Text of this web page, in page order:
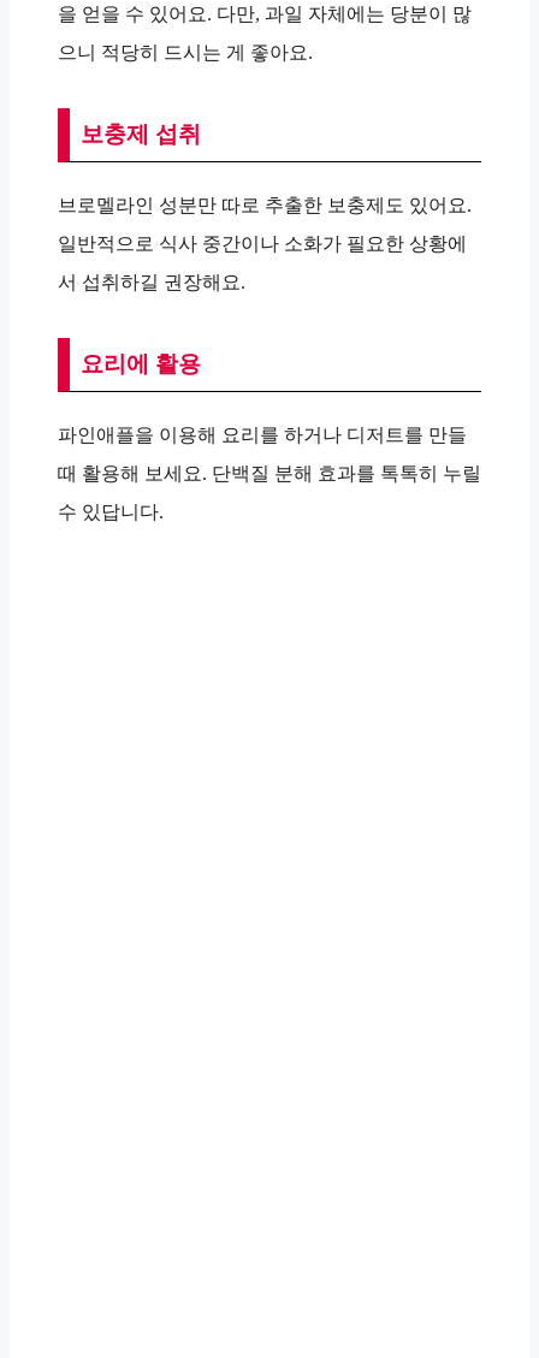
을 얻을 수 있어요. 다만, 과일 자체에는 당분이 많
으니 적당히 드시는 게 좋아요.
보충제 섭취
브로멜라인 성분만 따로 추출한 보충제도 있어요.
일반적으로 식사 중간이나 소화가 필요한 상황에
서 섭취하길 권장해요.
요리에 활용
파인애플을 이용해 요리를 하거나 디저트를 만들
때 활용해 보세요. 단백질 분해 효과를 톡톡히 누릴
수 있답니다.